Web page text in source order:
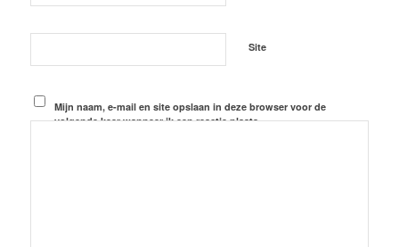
Site
Mijn naam, e-mail en site opslaan in deze browser voor de
volgende keer wanneer ik een reactie plaats.